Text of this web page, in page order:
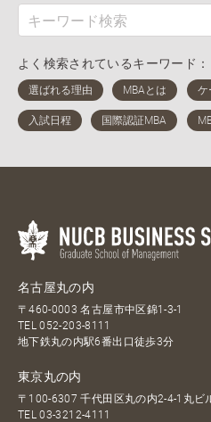
よく検索されているキーワード：
名古屋丸の内
〒460-0003 名古屋市中区錦1-3-1
TEL052-203-8111
地下鉄丸の内駅6番出口徒歩3分
東京丸の内
〒100-6307 千代田区丸の内2-4-1丸ビ
TEL03-3212-4111